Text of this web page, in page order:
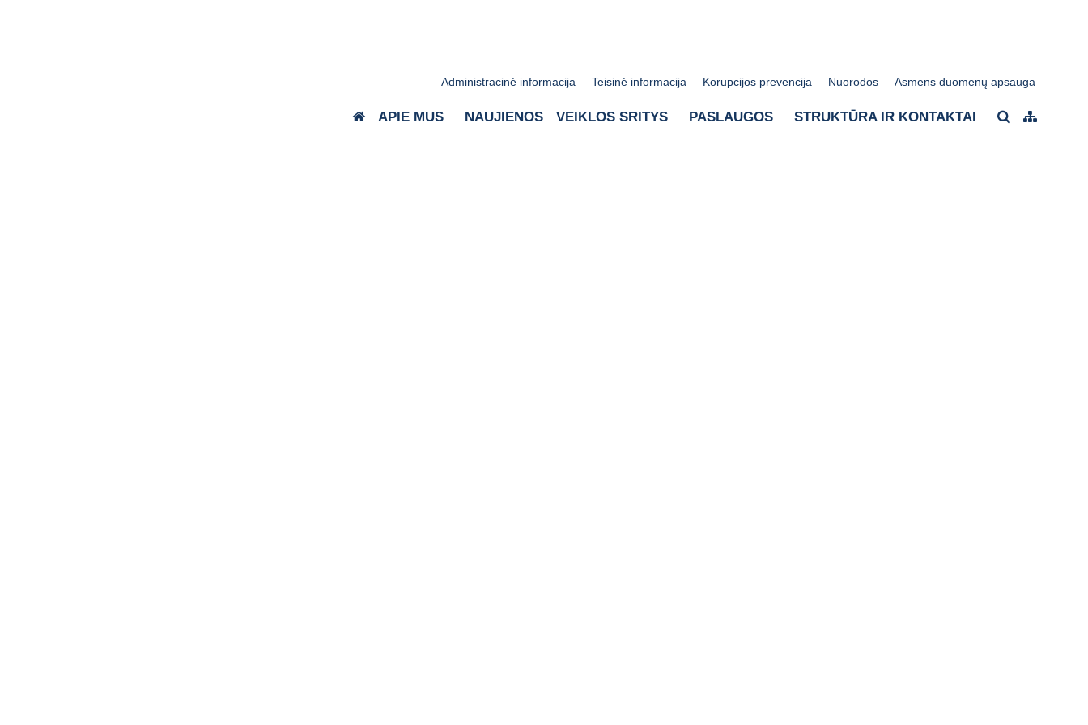
Administracinė informacija Teisinė informacija Korupcijos prevencija Nuorodos Asmens duomenų apsauga
APIE MUS NAUJIENOS VEIKLOS SRITYS PASLAUGOS STRUKTŪRA IR KONTAKTAI